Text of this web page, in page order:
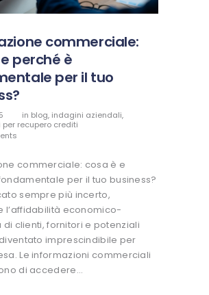
commerciale:
perché è
per il tuo
in blog, indagini aziendali,
recupero crediti
commerciale: cosa è e
per il tuo business?
sempre più incerto,
l’affidabilità economico-
di clienti, fornitori e potenziali
imprescindibile per
Le informazioni commerciali
di accedere…